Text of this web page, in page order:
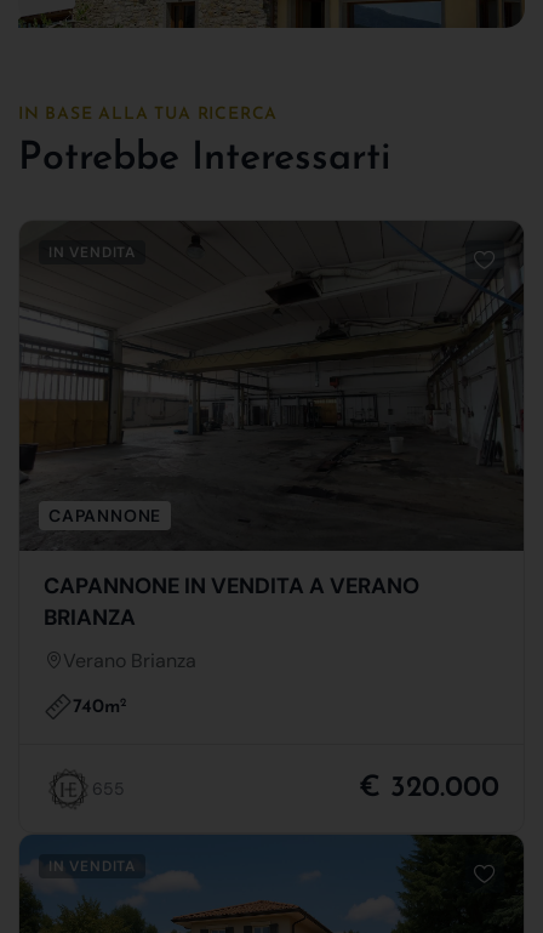
IN BASE ALLA TUA RICERCA
Potrebbe Interessarti
IN VENDITA
CAPANNONE
CAPANNONE IN VENDITA A VERANO
BRIANZA
Verano Brianza
740m2
655 € 320.000
IN VENDITA